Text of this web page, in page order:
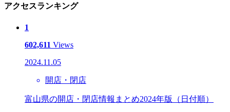
アクセスランキング
1
602,611 Views
2024.11.05
開店・閉店
富山県の開店・閉店情報まとめ2024年版（日付順）